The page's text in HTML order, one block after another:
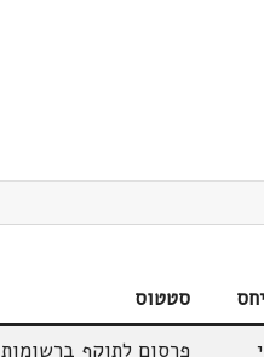
סטטוס
פרסום לתוקף ברשומות 19.01.86